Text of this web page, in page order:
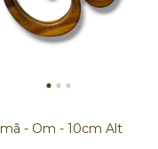
Imã - Om - 10cm Alt